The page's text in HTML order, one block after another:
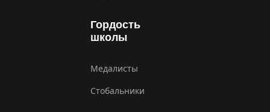
Гордость
школы
Медалисты
Стобальники